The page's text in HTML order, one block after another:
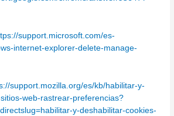
support.microsoft.com/es-
internet-explorer-delete-manage-
support.mozilla.org/es/kb/habilitar-y-
web-rastrear-preferencias?
y-deshabilitar-cookies-